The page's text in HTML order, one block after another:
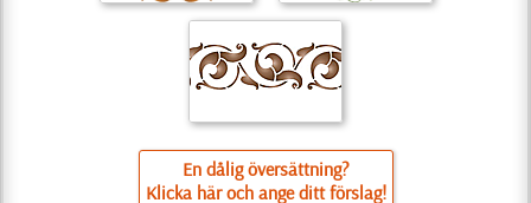
En dålig översättning?
Klicka här och ange ditt förslag!